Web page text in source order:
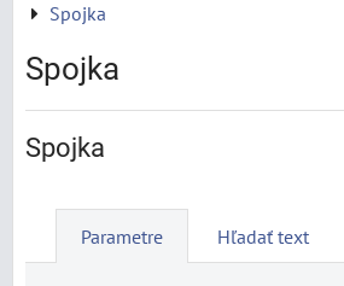
Spojka
Spojka
Spojka
Parametre Hľadať text